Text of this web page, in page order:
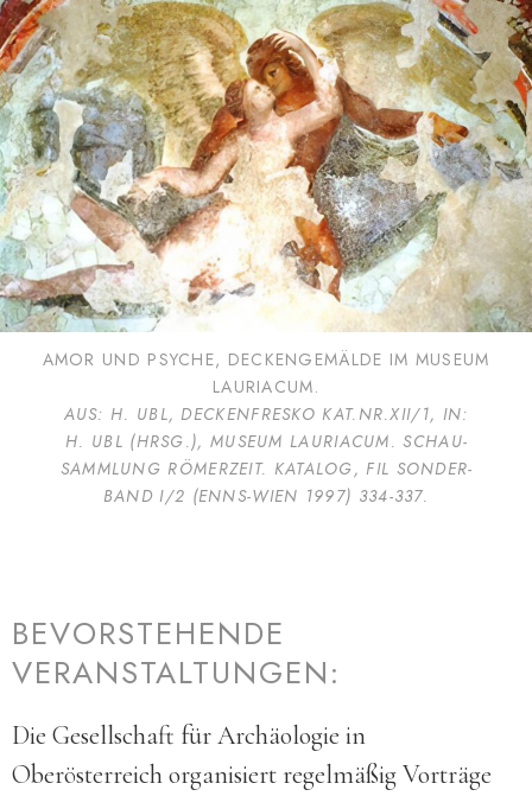
AMOR UND PSYCHE, DECKEN­GEMÄLDE IM MUSEUM
LAURIACUM.
AUS: H. UBL, DECKEN­FRESKO KAT.NR.XII/1, IN:
H. UBL (HRSG.), MUSEUM LAURIACUM. SCHAU­
SAMMLUNG RÖMER­ZEIT. KATALOG, FIL SONDER­
BAND I/2 (ENNS-WIEN 1997) 334-337.
BEVORSTEHENDE
VERANSTALTUNGEN:
Die Gesellschaft für Archäologie in
Oberösterreich organisiert regelmäßig Vorträge